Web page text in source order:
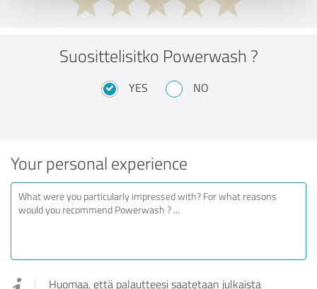
Suosittelisitko Powerwash ?
YES NO
Your personal experience
Huomaa, että palautteesi saatetaan julkaista